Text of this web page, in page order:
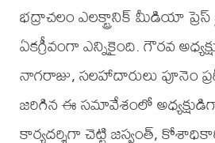
భద్రాచలం ఎలక్ట్రానిక్ మీడియా
ఏకగ్రీవంగా ఎన్నికైంది. గౌరవ
నాగరాజు, సలహాదారులు పూనెం
జరిగిన ఈ సమావేశంలో
కార్యదర్శిగా చెట్టి జస్వంత్,